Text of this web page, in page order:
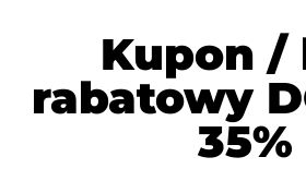
Kupon /
rabatowy
35%